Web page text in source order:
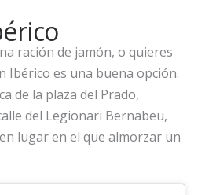
ración de jamón, o quieres
Ibérico es una buena opción.
de la plaza del Prado,
del Legionari Bernabeu,
lugar en el que almorzar un